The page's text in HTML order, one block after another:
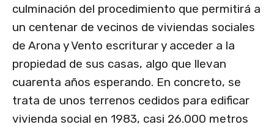
culminación del procedimiento que permitirá a
un centenar de vecinos de viviendas sociales
de Arona y Vento escriturar y acceder a la
propiedad de sus casas, algo que llevan
cuarenta años esperando. En concreto, se
trata de unos terrenos cedidos para edificar
vivienda social en 1983, casi 26.000 metros